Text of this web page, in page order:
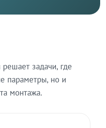
задачи, где
параметры, но и
монтажа.